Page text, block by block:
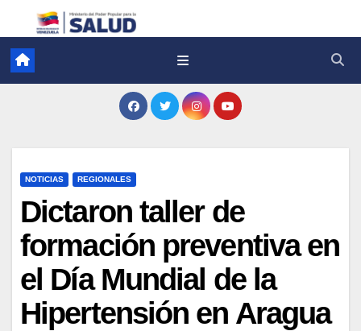
NOTICIAS REGIONALES
Dictaron taller de
formación preventiva en
el Día Mundial de la
Hipertensión en Aragua